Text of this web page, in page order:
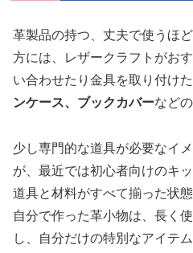
革製品の持つ、丈夫で使うほ
方には、レザークラフトがお
い合わせたり金具を取り付けた
ンケース、ブックカバーなど
少し専門的な道具が必要なイ
が、最近では初心者向けのキ
道具と材料がすべて揃った状
自分で作った革小物は、長く
し、自分だけの特別なアイテ